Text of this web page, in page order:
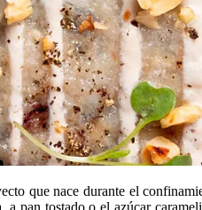
que nace durante el